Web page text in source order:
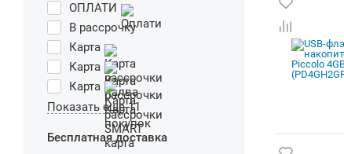
ОПЛАТИ
В рассрочку
Карта
Карта
Карта
Показать еще 11
Бесплатная доставка